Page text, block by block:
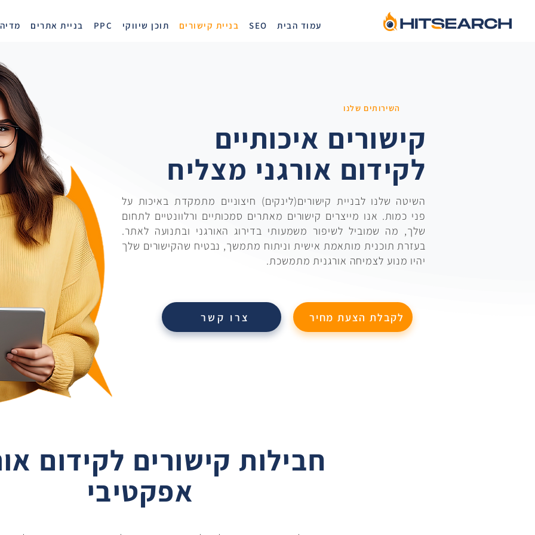
עמוד הבית SEO בניית קישורים תוכן שיווקי PPC בניית אתרים
השירותים שלנו
קישורים איכותיים
לקידום אורגני מצליח
השיטה שלנו לבניית קישורים(לינקים) חיצוניים מתמקדת באיכות על
פני כמות. אנו מייצרים קישורים מאתרים סמכותיים ורלוונטיים לתחום
שלך, מה שמוביל לשיפור משמעותי בדירוג האורגני ובתנועה לאתר.
בעזרת תוכנית מותאמת אישית וניתוח מתמשך, נבטיח שהקישורים שלך
יהיו מנוע לצמיחה אורגנית מתמשכת.
צרו קשר לקבלת הצעת מחיר
חבילות קישורים לקידום
אפקטיבי